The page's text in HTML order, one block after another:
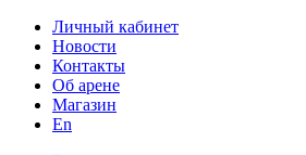
Личный кабинет
Новости
Контакты
Об арене
Магазин
En